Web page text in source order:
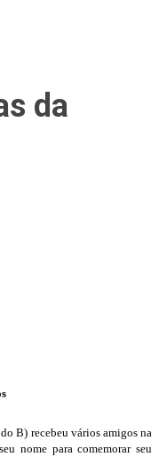
da
B) recebeu vários amigos na
nome para comemorar seu